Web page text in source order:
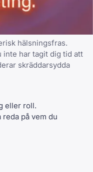
hälsningsfras.
har tagit dig tid att
skräddarsydda
eller roll.
på vem du